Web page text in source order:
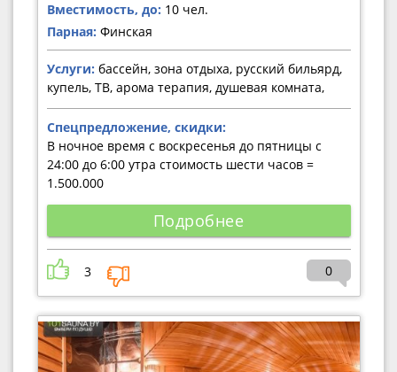
Вместимость, до: 10 чел.
Парная: Финская
Услуги: бассейн, зона отдыха, русский бильярд,
купель, ТВ, арома терапия, душевая комната,
Спецпредложение, скидки:
В ночное время с воскресенья до пятницы с
24:00 до 6:00 утра стоимость шести часов =
1.500.000
Подробнее
3 0